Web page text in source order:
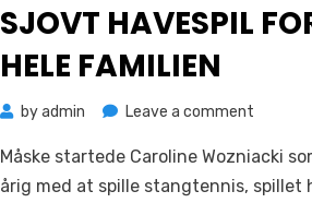
SJOVT HAVESPIL
HELE FAMILIEN
byadmin Leave a comment
er
et
Måske startede Caroline Wozniacki
årig med at spille stangtennis, spillet